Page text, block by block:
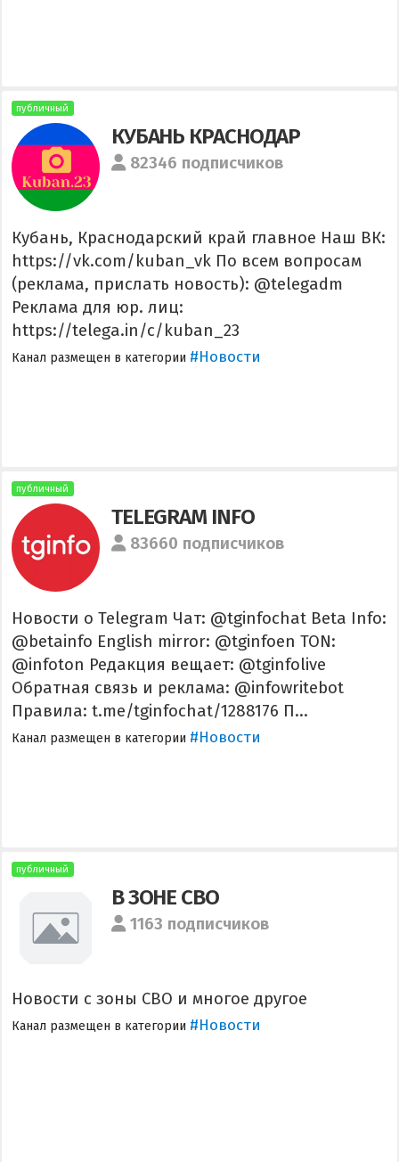
публичный
КУБАНЬ КРАСНОДАР
82346 подписчиков
Кубань, Краснодарский край главное Наш ВК:
https://vk.com/kuban_vk По всем вопросам
(реклама, прислать новость): @telegadm
Реклама для юр. лиц:
https://telega.in/c/kuban_23
Канал размещен в категории #Новости
публичный
TELEGRAM INFO
83660 подписчиков
Новости о Telegram Чат: @tginfochat Beta Info:
@betainfo English mirror: @tginfoen TON:
@infoton Редакция вещает: @tginfolive
Обратная связь и реклама: @infowritebot
Правила: t.me/tginfochat/1288176 П...
Канал размещен в категории #Новости
публичный
В ЗОНЕ СВО
1163 подписчиков
Новости с зоны СВО и многое другое
Канал размещен в категории #Новости